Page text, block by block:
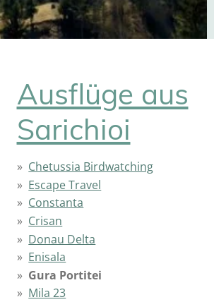
Ausflüge aus
Sarichioi
Chetussia Birdwatching
Escape Travel
Constanta
Crisan
Donau Delta
Enisala
Gura Portitei
Mila 23